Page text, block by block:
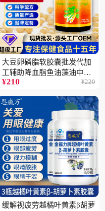
大豆卵磷脂软胶囊批发代加
工辅助降血脂鱼油藻油中老
年蓝帽保健品5瓶
¥210 ¥220
缓解视疲劳越橘叶黄素β胡萝